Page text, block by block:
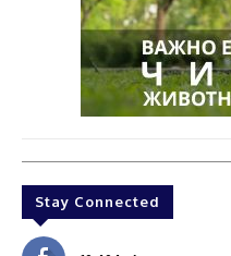
Stay Connected